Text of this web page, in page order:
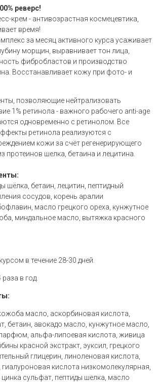
реверс!
крем - антивозрастная космецевтика,
время!
за месяц активного курса усаживает
морщин, выравнивает тон лица,
фибробластов и производство
Восстанавливает кожу при фото- и
позволяющие нейтрализовать
1% ретинола - важного рабочего anti-age
одновременно с ретинолом. Все
ретинола реализуются с
кожи за счёт регенерирующего
протеинов шелка, бетаина и лецитина.
шёлка, бетаин, лецитин, пептидный
сосудов, корень аралии
масло грецкого ореха, кунжутное
миндальное масло, вытяжка красного
в течение 28-30 дней.
в год.
масло, аскорбиновая кислота,
бетаин, авокадо масло, кунжутное масло,
альфа-липоевая кислота, живица
красной экстракт, эуксил, грецкого
глицерин, линоленовая кислота,
кислота низкомолекулярная,
сульфат, пептиды шелка, масло